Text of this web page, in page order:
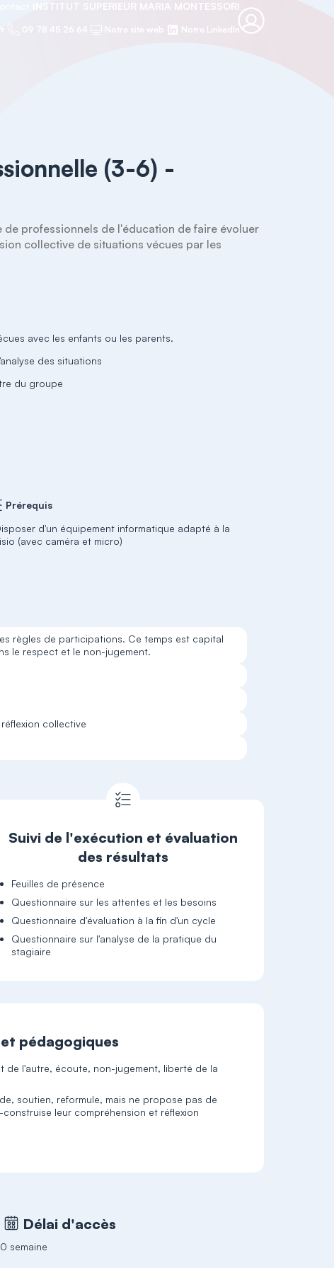
INSTITUT SUPERIEUR MARIA MONTESSORI
Notre site web Notre LinkedIn
(3-6) -
professionnels de l'éducation de faire évoluer
collective de situations vécues par les
avec les enfants ou les parents.
des situations
du groupe
Prérequis
d'un équipement informatique adapté à la
(avec caméra et micro)
règles de participations. Ce temps est capital
le respect et le non-jugement.
collective
Suivi de l'exécution et évaluation
des résultats
Feuilles de présence
Questionnaire d'évaluation à la fin d'un cycle
Questionnaire sur l'analyse de la pratique du
stagiaire
pédagogiques
de l'autre, écoute, non-jugement, liberté de la
soutien, reformule, mais ne propose pas de
leur compréhension et réflexion
Délai d'accès
0 semaine